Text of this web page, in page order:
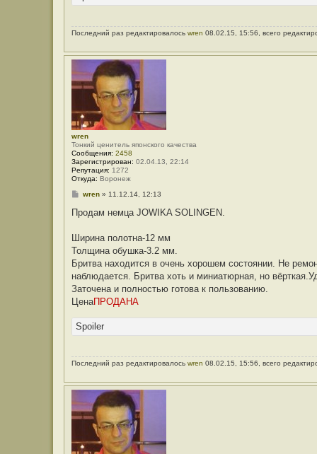
Последний раз редактировалось wren 08.02.15, 15:56, всего
wren
Тонкий ценитель японского качества
Сообщения: 2458
Зарегистрирован: 02.04.13, 22:14
Репутация: 1272
Откуда: Воронеж
С
о
е
и
е
wren» 11.12.14, 12:13
Продам немца JOWIKA SOLINGEN.
Ширина полотна-12 мм
Толщина обушка-3.2 мм.
Бритва находится в очень хорошем состоянии. Не
наблюдается. Бритва хоть и миниатюрная, но
Заточена и полностью готова к пользованию.
ЦенаПРОДАНА
Spoiler
Последний раз редактировалось wren 08.02.15, 15:56, всего